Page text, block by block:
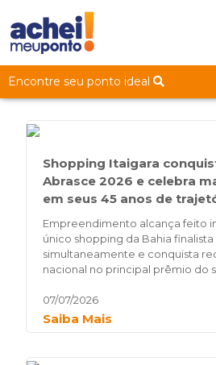
Encontre seu ponto ideal
Shopping Itaigara
Abrasce 2026 e celebra
em seus 45 anos de
Empreendimento alcança feito
único shopping da Bahia
simultaneamente e conquista
nacional no principal prêmio do
07/07/2026
Saiba Mais